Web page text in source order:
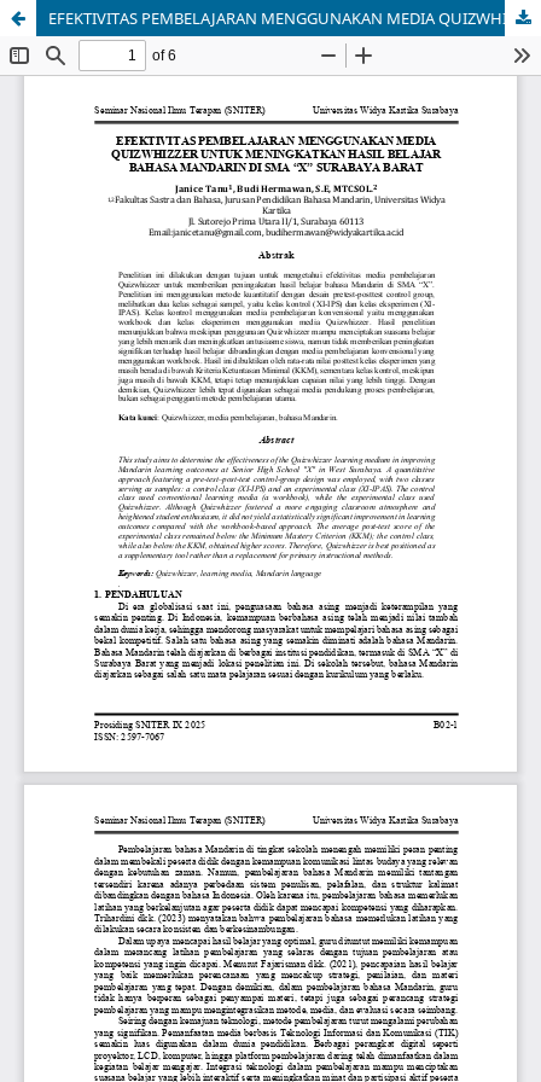
EFEKTIVITAS PEMBELAJARAN MENGGUNAKAN MEDIA QUIZWHIZZER UNTUK MENINGKATKAN HASIL BELAJAR BAHASA MANDARIN DI SMA “X” SURABAYA BARAT